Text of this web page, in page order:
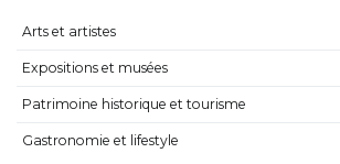
Arts et artistes
Expositions et musées
Patrimoine historique et tourisme
Gastronomie et lifestyle